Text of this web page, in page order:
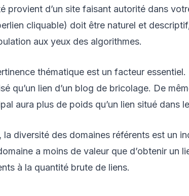
provient d’un site faisant autorité dans
cliquable) doit être naturel et
aux yeux des algorithmes.
thématique est un facteur
qu’un lien d’un blog de bricolage. De
aura plus de poids qu’un lien situé dans
la diversité des domaines référents est un
a moins de valeur que d’obtenir un
à la quantité brute de liens.